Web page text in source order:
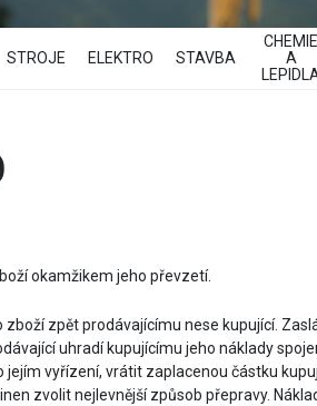
STROJE ELEKTRO STAVBA
CHEMIE
A
okamžikem jeho převzetí.
zpět prodávajícímu nese kupující.
uhradí kupujícímu jeho náklady
vyřízení, vrátit zaplacenou částku
zvolit nejlevnější způsob přepravy.